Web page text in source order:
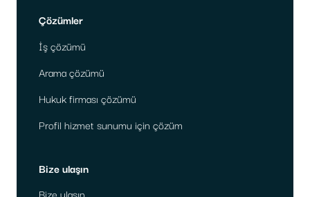
Çözümler
İş çözümü
Arama çözümü
Hukuk firması çözümü
Profil hizmet sunumu için çözüm
Bize ulaşın
Bize ulaşın